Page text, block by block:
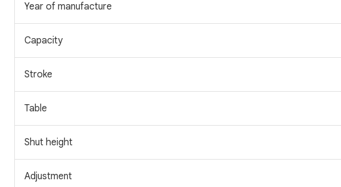
Year of manufacture
Capacity
Stroke
Table
Shut height
Adjustment